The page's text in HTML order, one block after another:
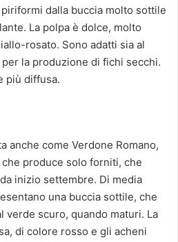
dalla buccia molto sottile
La polpa è dolce, molto
rosato. Sono adatti sia al
la produzione di fichi secchi.
più diffusa.
anche come Verdone Romano,
produce solo forniti, che
inizio settembre. Di media
una buccia sottile, che
verde scuro, quando maturi. La
di colore rosso e gli acheni